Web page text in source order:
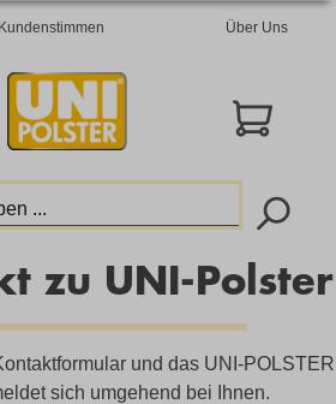
Kundenstimmen Über Uns
zu UNI-Polster
und das UNI-POLSTER
sich umgehend bei Ihnen.